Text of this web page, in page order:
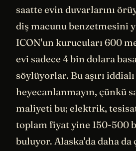
saatte evin duvarlarını
diş macunu benzetmesini
ICON'un kurucuları 600
evi sadece 4 bin dolara
söylüyorlar. Bu aşırı
heyecanlanmayın, çünkü
maliyeti bu; elektrik,
toplam fiyat yine 150-500
buluyor. Alaska'da daha da